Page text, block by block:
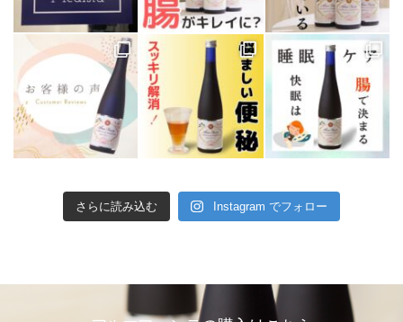
さらに読み込む Instagram でフォロー